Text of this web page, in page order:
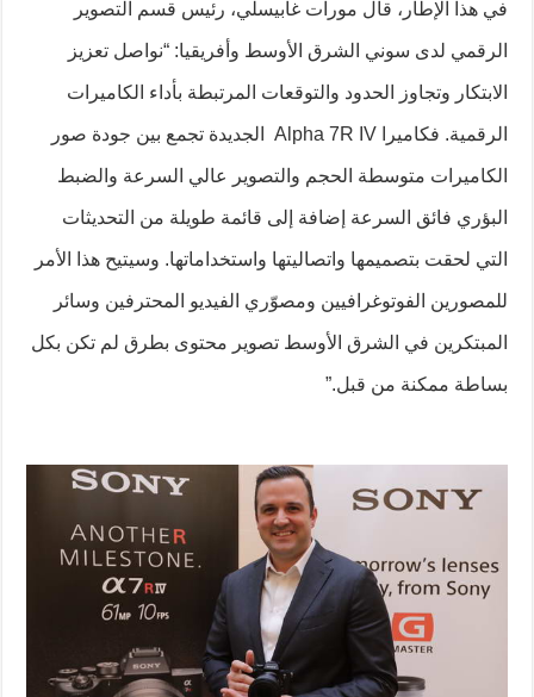
في هذا الإطار، قال مورات غابيسلي، رئيس قسم التصوير
الرقمي لدى سوني الشرق الأوسط وأفريقيا: “نواصل تعزيز
الابتكار وتجاوز الحدود والتوقعات المرتبطة بأداء الكاميرات
الرقمية. فكاميرا Alpha 7R IV الجديدة تجمع بين جودة صور
الكاميرات متوسطة الحجم والتصوير عالي السرعة والضبط
البؤري فائق السرعة إضافة إلى قائمة طويلة من التحديثات
التي لحقت بتصميمها واتصاليتها واستخداماتها. وسيتيح هذا الأمر
للمصورين الفوتوغرافيين ومصوّري الفيديو المحترفين وسائر
المبتكرين في الشرق الأوسط تصوير محتوى بطرق لم تكن بكل
بساطة ممكنة من قبل.”